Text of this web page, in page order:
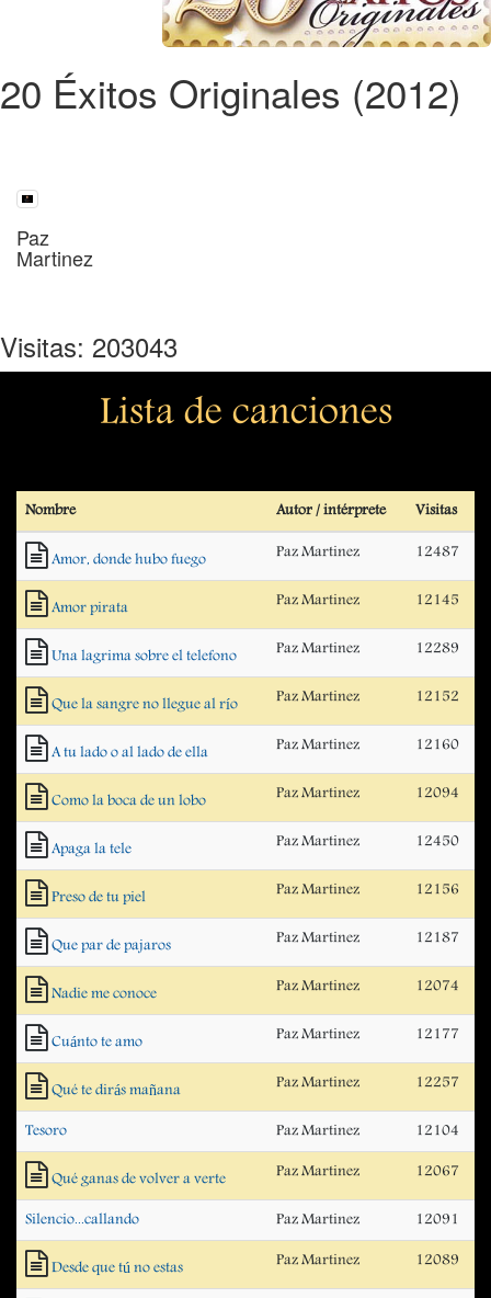
20 Éxitos Originales (2012)
Paz
Martinez
Visitas: 203043
Lista de canciones
Nombre Autor / intérprete Visitas
Amor, donde hubo fuego Paz Martinez 12487
Amor pirata Paz Martinez 12145
Una lagrima sobre el telefono Paz Martinez 12289
Que la sangre no llegue al río Paz Martinez 12152
A tu lado o al lado de ella Paz Martinez 12160
Como la boca de un lobo Paz Martinez 12094
Apaga la tele Paz Martinez 12450
Preso de tu piel Paz Martinez 12156
Que par de pajaros Paz Martinez 12187
Nadie me conoce Paz Martinez 12074
Cuánto te amo Paz Martinez 12177
Qué te dirás mañana Paz Martinez 12257
Tesoro Paz Martinez 12104
Qué ganas de volver a verte Paz Martinez 12067
Silencio...callando Paz Martinez 12091
Desde que tú no estas Paz Martinez 12089